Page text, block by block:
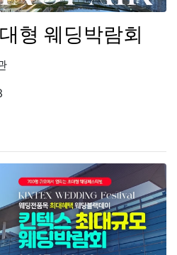
형 웨딩박람회